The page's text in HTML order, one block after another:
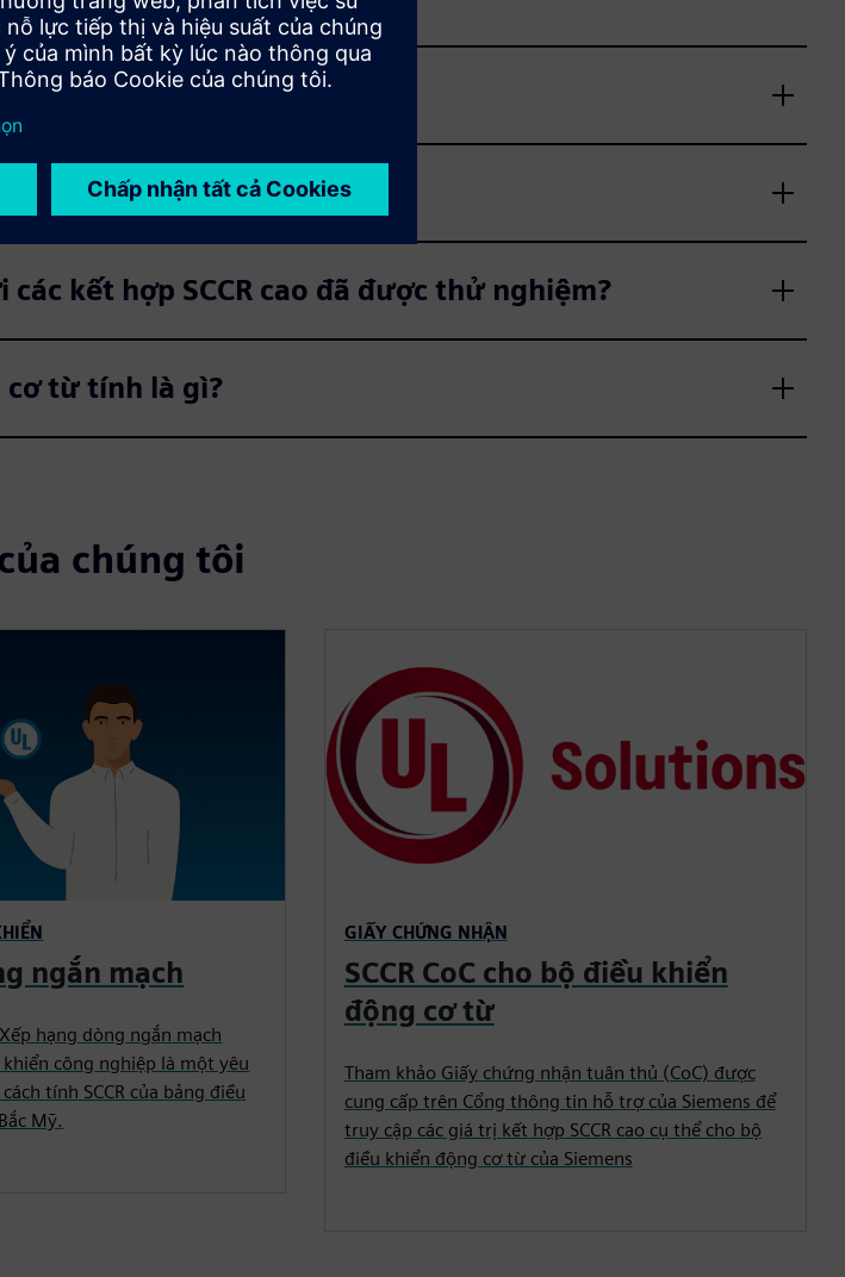
thiết không?
là gì?
kết hợp SCCR cao đã được thử nghiệm?
cơ từ tính là gì?
chúng tôi
ngắn mạch
hạng dòng ngắn mạch
khiển công nghiệp là một yêu
tính SCCR của bảng điều
Mỹ.
GIẤY CHỨNG NHẬN
SCCR CoC cho bộ điều khiển
động cơ từ
Tham khảo Giấy chứng nhận tuân thủ (CoC) được
cung cấp trên Cổng thông tin hỗ trợ của Siemens để
truy cập các giá trị kết hợp SCCR cao cụ thể cho bộ
điều khiển động cơ từ của Siemens